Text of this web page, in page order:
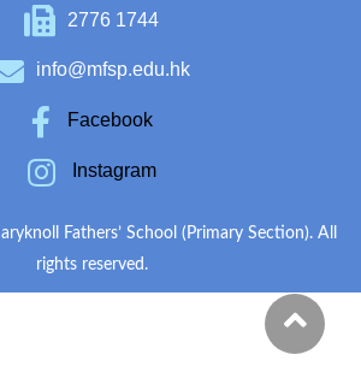
2776 1744
info@mfsp.edu.hk
Facebook
Instagram
Fathers’ School (Primary Section). All
rights reserved.